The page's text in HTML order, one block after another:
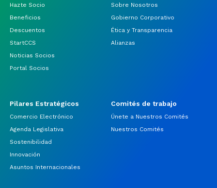
Hazte Socio
Beneficios
Descuentos
StartCCS
Noticias Socios
Portal Socios
Sobre Nosotros
Gobierno Corporativo
Ética y Transparencia
Alianzas
Pilares Estratégicos
Comercio Electrónico
Agenda Legislativa
Sostenibilidad
Innovación
Asuntos Internacionales
Comités de trabajo
Únete a Nuestros Comités
Nuestros Comités